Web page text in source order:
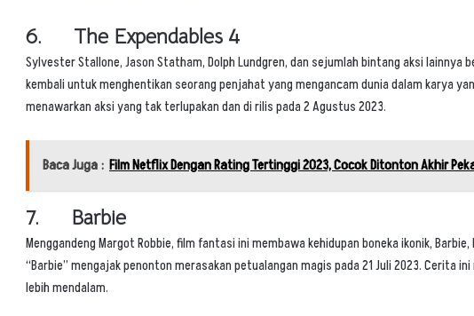
6. The Expendables 4
Sylvester Stallone, Jason Statham, Dolph Lundgren, dan sejumlah bintang aksi lainnya
kembali untuk menghentikan seorang penjahat yang mengancam dunia dalam karya
menawarkan aksi yang tak terlupakan dan di rilis pada 2 Agustus 2023.
Baca Juga : Film Netflix Dengan Rating Tertinggi 2023, Cocok Ditonton Akhir
7. Barbie
Menggandeng Margot Robbie, film fantasi ini membawa kehidupan boneka ikonik,
“Barbie” mengajak penonton merasakan petualangan magis pada 21 Juli 2023. Cerita
lebih mendalam.